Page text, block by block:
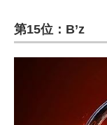
第15位：B’z